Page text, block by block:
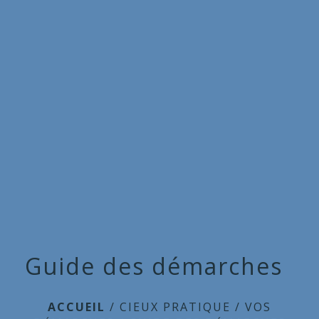
Guide des démarches
ACCUEIL / CIEUX PRATIQUE / VOS